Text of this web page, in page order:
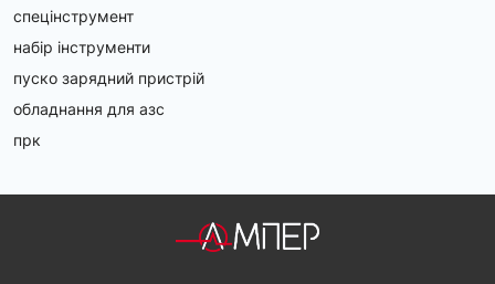
спецінструмент
набір інструменти
пуско зарядний пристрій
обладнання для азс
прк